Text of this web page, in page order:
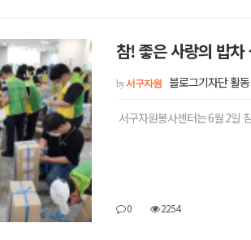
참! 좋은 사랑의 밥차
by서구자원 블로그기자단 활동
서구자원봉사센터는 6월 2일
0 2254